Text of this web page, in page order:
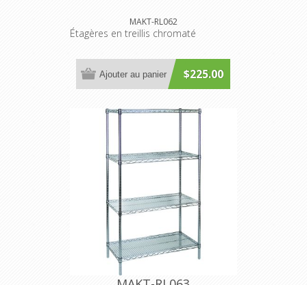
MAKT-RL062
Étagères en treillis chromaté
$225.00
Ajouter au panier